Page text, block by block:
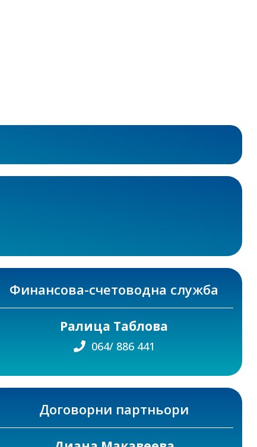
Финансова-счетоводна служба
Ралица Таблова
064/ 886 441
Договорни партньори